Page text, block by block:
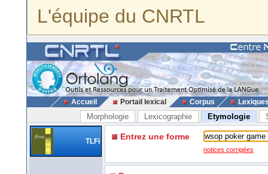
L'équipe du CNRTL
Accueil Portail lexical Corpus
Morphologie Lexicographie Etymologie
TLFi Entrez une forme
notices corrigées